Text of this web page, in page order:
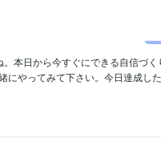
本日から今すぐにできる自信づ
にやってみて下さい。今日達成し